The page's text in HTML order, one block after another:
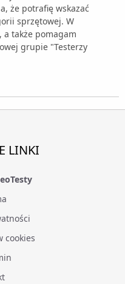
że potrafię wskazać
sprzętowej. W
także pomagam
grupie "Testerzy
LINKI
cookies